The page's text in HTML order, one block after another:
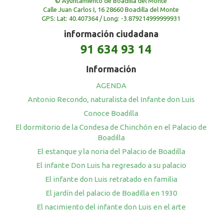
Calle Juan Carlos I, 16 28660 Boadilla del Monte
GPS: Lat: 40.407364 / Long: -3.879214999999931
información ciudadana
91 634 93 14
Información
AGENDA
Antonio Recondo, naturalista del Infante don Luis
Conoce Boadilla
El dormitorio de la Condesa de Chinchón en el Palacio de
Boadilla
El estanque y la noria del Palacio de Boadilla
El infante Don Luis ha regresado a su palacio
El infante don Luis retratado en familia
El jardín del palacio de Boadilla en 1930
El nacimiento del infante don Luis en el arte